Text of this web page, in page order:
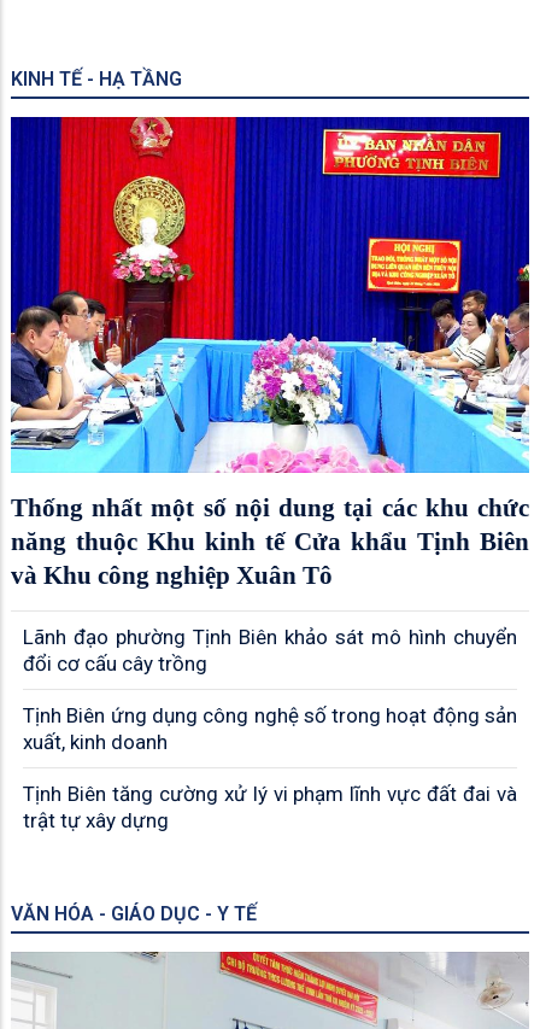
KINH TẾ - HẠ TẦNG
Thống nhất một số nội dung tại các khu chức
năng thuộc Khu kinh tế Cửa khẩu Tịnh Biên
và Khu công nghiệp Xuân Tô
Lãnh đạo phường Tịnh Biên khảo sát mô hình chuyển
đổi cơ cấu cây trồng
Tịnh Biên ứng dụng công nghệ số trong hoạt động sản
xuất, kinh doanh
Tịnh Biên tăng cường xử lý vi phạm lĩnh vực đất đai và
trật tự xây dựng
VĂN HÓA - GIÁO DỤC - Y TẾ